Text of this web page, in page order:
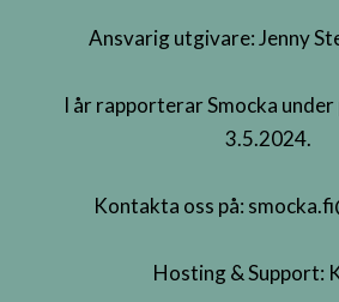
Ansvarig utgivare: Jenny
I år rapporterar Smocka
3.5.2024.
Kontakta oss på:
Hosting & Support: